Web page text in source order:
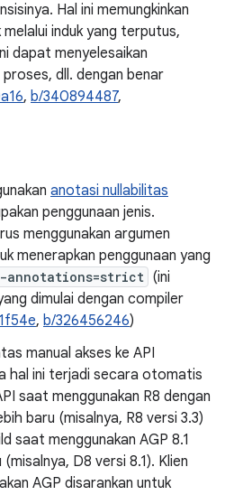
Hal ini memungkinkan
induk yang terputus,
dapat menyelesaikan
proses, dll. dengan benar
, b/340894487,
anotasi nullabilitas
penggunaan jenis.
menggunakan argumen
menerapkan penggunaan yang
annotations=strict (ini
dimulai dengan compiler
, b/326456246)
manual akses ke API
hal ini terjadi secara otomatis
saat menggunakan R8 dengan
baru (misalnya, R8 versi 3.3)
saat menggunakan AGP 8.1
D8 versi 8.1). Klien
AGP disarankan untuk